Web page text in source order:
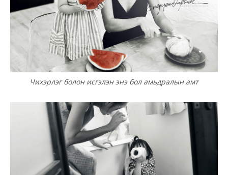
Чихэрлэг болон исгэлэн энэ бол амьдралын амт